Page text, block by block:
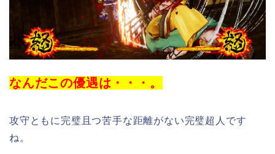
なんだこの優遇は・・・。
攻守ともに完璧且つ苦手な距離がない完璧超人です
ね。